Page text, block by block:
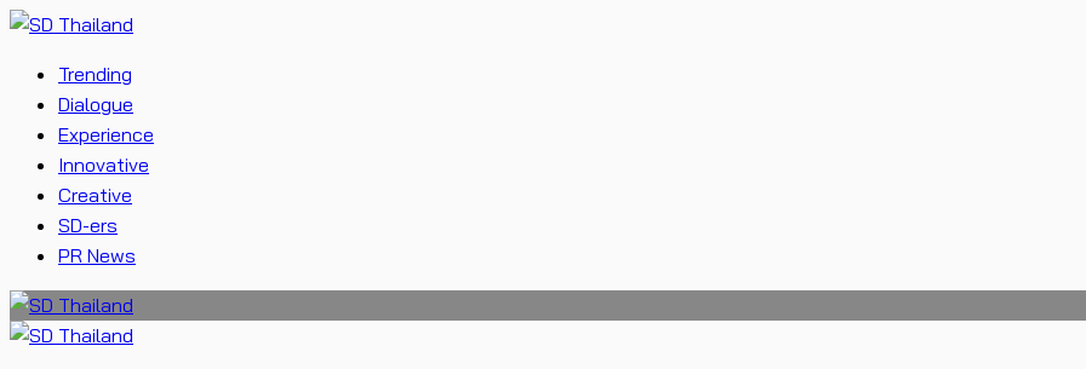
Trending
Dialogue
Experience
Innovative
Creative
SD-ers
PR News